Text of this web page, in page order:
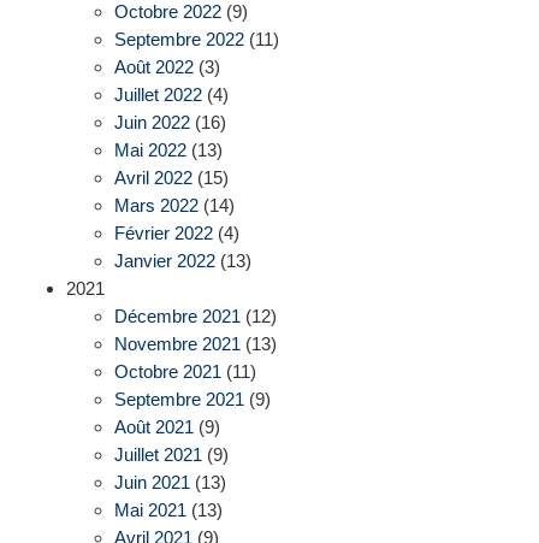
Octobre 2022 (9)
Septembre 2022 (11)
Août 2022 (3)
Juillet 2022 (4)
Juin 2022 (16)
Mai 2022 (13)
Avril 2022 (15)
Mars 2022 (14)
Février 2022 (4)
Janvier 2022 (13)
2021
Décembre 2021 (12)
Novembre 2021 (13)
Octobre 2021 (11)
Septembre 2021 (9)
Août 2021 (9)
Juillet 2021 (9)
Juin 2021 (13)
Mai 2021 (13)
Avril 2021 (9)